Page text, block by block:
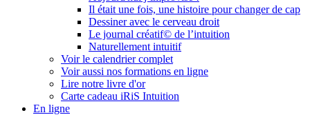
Il était une fois, une histoire pour changer de cap
Dessiner avec le cerveau droit
Le journal créatif© de l’intuition
Naturellement intuitif
Voir le calendrier complet
Voir aussi nos formations en ligne
Lire notre livre d'or
Carte cadeau iRiS Intuition
En ligne